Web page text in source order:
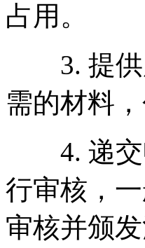
占用。
3. 提供
需的材料
4. 递交
行审核，
审核并颁发